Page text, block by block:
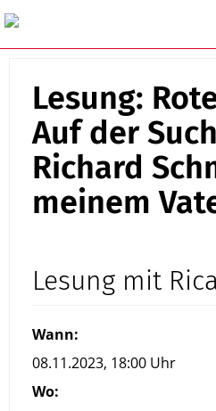
Lesung:
Auf der
Richard
meinem
Lesung mit
Wann:
08.11.2023, 18:00 Uhr
Wo: